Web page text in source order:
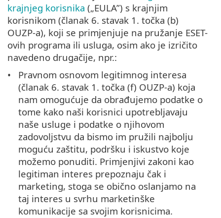
krajnjeg korisnika („EULA”) s krajnjim
korisnikom (članak 6. stavak 1. točka (b)
OUZP-a), koji se primjenjuje na pružanje ESET-
ovih programa ili usluga, osim ako je izričito
navedeno drugačije, npr.:
Pravnom osnovom legitimnog interesa
(članak 6. stavak 1. točka (f) OUZP-a) koja
nam omogućuje da obrađujemo podatke o
tome kako naši korisnici upotrebljavaju
naše usluge i podatke o njihovom
zadovoljstvu da bismo im pružili najbolju
moguću zaštitu, podršku i iskustvo koje
možemo ponuditi. Primjenjivi zakoni kao
legitiman interes prepoznaju čak i
marketing, stoga se obično oslanjamo na
taj interes u svrhu marketinške
komunikacije sa svojim korisnicima.